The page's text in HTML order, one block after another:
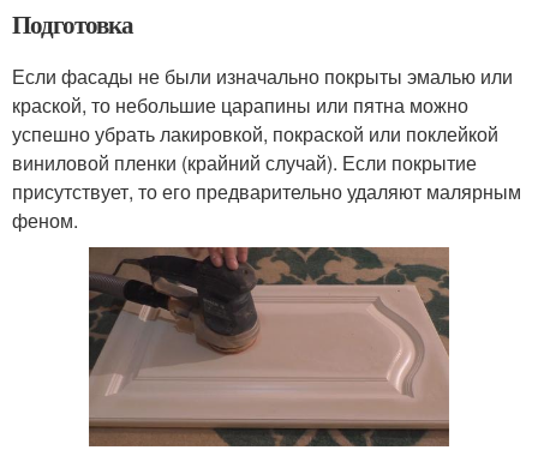
Подготовка
Если фасады не были изначально покрыты эмалью или
краской, то небольшие царапины или пятна можно
успешно убрать лакировкой, покраской или поклейкой
виниловой пленки (крайний случай). Если покрытие
присутствует, то его предварительно удаляют малярным
феном.